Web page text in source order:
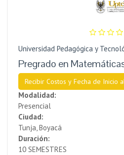
Universidad Pedagógica y
Pregrado en
Recibir Costos y Fecha de Inicio
Modalidad:
Presencial
Ciudad:
Tunja, Boyacá
Duración:
10 SEMESTRES